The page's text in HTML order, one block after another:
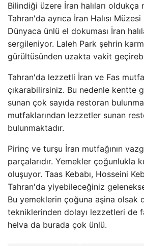
Bilindiği üzere İran halıları oldukça
Tahran'da ayrıca İran Halısı
Dünyaca ünlü el dokuması İran
sergileniyor. Laleh Park şehrin
gürültüsünden uzakta vakit
Tahran'da lezzetli İran ve Fas
çıkarabilirsiniz. Bu nedenle kentte
sunan çok sayıda restoran
mutfaklarından lezzetler sunan
bulunmaktadır.
Pirinç ve turşu İran mutfağının
parçalarıdır. Yemekler çoğunlukla
oluşuyor. Taas Kebabı, Hosseini
Tahran'da yiyebileceğiniz
Bu yemeklerin çoğuna aşina olsak
tekniklerinden dolayı lezzetleri de
helva da burada çok ünlü.